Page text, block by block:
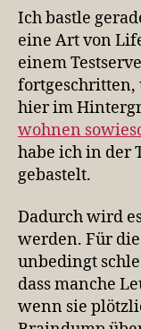
Ich bastle
eine Art von
einem
fortgeschritten,
hier im
wohnen
habe ich in der
gebastelt.
Dadurch wird
werden. Für
unbedingt
dass manche
wenn sie